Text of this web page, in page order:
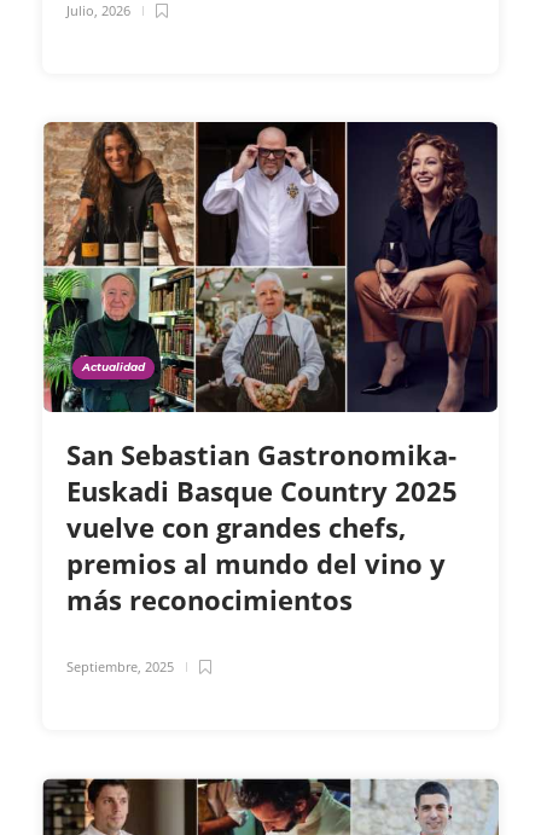
Julio, 2026
Actualidad
San Sebastian Gastronomika-
Euskadi Basque Country 2025
vuelve con grandes chefs,
premios al mundo del vino y
más reconocimientos
Septiembre, 2025